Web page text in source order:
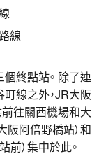
線
終點站。 除了連
線之外，JR大阪
往關西機場和大
阪阿倍野橋站）和
）集中於此。